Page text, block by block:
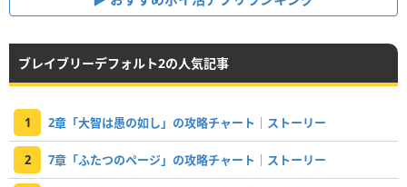
ブレイブリーデフォルト2の人気記事
1 2章「大智は愚の如し」の攻略チャート｜ストーリー
2 7章「ふたつのページ」の攻略チャート｜ストーリー